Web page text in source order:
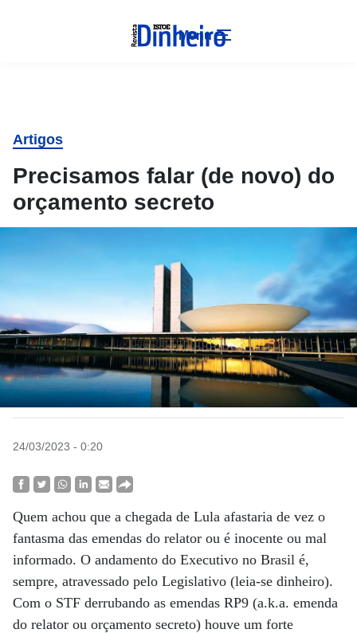
Menu
Artigos
Precisamos falar (de novo) do
orçamento secreto
24/03/2023 - 0:20
Quem achou que a chegada de Lula afastaria de vez o
fantasma das emendas do relator ou é inocente ou mal
informado. O andamento do Executivo no Brasil é,
sempre, atravessado pelo Legislativo (leia-se dinheiro).
Com o STF derrubando as emendas RP9 (a.k.a. emenda
do relator ou orçamento secreto) houve um forte